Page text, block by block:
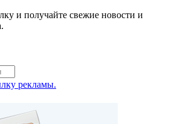
и получайте свежие новости и
рекламы.